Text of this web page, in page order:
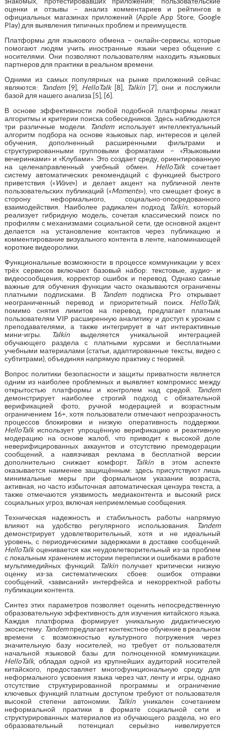
оценки и отзывы – анализ комментариев и рейтингов в
официальных магазинах приложений (Apple App Store, Google
Play) для выявления типичных проблем и преимуществ.
Платформы для языкового обмена – онлайн-сервисы, которые
помогают людям учить иностранные языки через общение с
носителями. Они позволяют пользователям находить языковых
партнеров для практики в реальном времени.
Одними из самых популярных на рынке приложений сейчас
являются:
Tandem[9], HelloTalk[8], Talkin[7], они и послужили
базой для нашего анализа [5], [6].
В основе эффективности любой подобной платформы лежат
алгоритмы и критерии поиска собеседников. Здесь наблюдаются
три различные модели.
Tandemиспользует интеллектуальный
алгоритм подбора на основе языковых пар, интересов и целей
обучения, дополненный расширенными фильтрами и
структурированными групповыми форматами – «Языковыми
вечеринками» и «Клубами». Это создает среду, ориентированную
на целенаправленный учебный обмен. HelloTalkсочетает
систему автоматических рекомендаций с функцией быстрого
приветствия («Wave») и делает акцент на публичной ленте
пользовательских публикаций («Moments»), что смещает фокус в
сторону неформального, социально-опосредованного
взаимодействия. Наиболее радикален подход
Talkin, который
реализует гибридную модель, сочетая классический поиск по
профилям с механизмами социальной сети, где основной акцент
делается на установление контактов через публикацию и
комментирование визуального контента в ленте, напоминающей
короткие видеоролики.
Функциональные возможности в процессе коммуникации у всех
трёх сервисов включают базовый набор: текстовые, аудио- и
видеосообщения, корректор ошибок и перевод. Однако самые
важные для обучения функции часто оказываются ограничены
платными подписками. В
Tandemподписка Pro открывает
неограниченный перевод и приоритетный поиск. HelloTalk,
помимо снятия лимитов на перевод, предлагает платным
пользователям VIP расширенную аналитику и доступ к урокам с
преподавателями, а также интегрирует в чат интерактивные
мини-игры.
Talkinвыделяется уникальной интеграцией
обучающего раздела с платными курсами и бесплатными
учебными материалами (статьи, адаптированные тексты, видео с
субтитрами), объединяя напрямую практику с теорией.
Вопрос политики безопасности и защиты приватности является
одним из наиболее проблемных и выявляет компромисс между
открытостью платформы и контролем над средой.
Tandem
демонстрирует наиболее строгий подход с обязательной
верификацией фото, ручной модерацией и возрастным
ограничением 16+, хотя пользователи отмечают непрозрачность
процессов блокировки и низкую оперативность поддержки.
HelloTalkиспользует упрощённую верификацию и реактивную
модерацию на основе жалоб, что приводит к высокой доле
неверифицированных аккаунтов и отсутствию премодерации
сообщений, а навязчивая реклама в бесплатной версии
дополнительно снижает комфорт.
Talkinв этом аспекте
оказывается наименее защищённым: здесь присутствуют лишь
минимальные меры при формальном указании возраста,
активная, но часто избыточная автоматическая цензура текста, а
также отмечаются уязвимость медиаконтента и высокий риск
социальных угроз, включая неприемлемые сообщения.
Техническая надежность и стабильность работы напрямую
влияют на удобство регулярного использования.
Tandem
демонстрирует удовлетворительный, хотя и не идеальный
уровень, с периодическими задержками в доставке сообщений.
HelloTalkоценивается как неудовлетворительный из-за проблем
с локальным хранением истории переписки и ошибками в работе
мультимедийных функций.
Talkinполучает критически низкую
оценку из-за систематических сбоев: ошибок отправки
сообщений, «зависаний» интерфейса и некорректной работы
публикации контента.
Синтез этих параметров позволяет оценить непосредственную
образовательную эффективность для изучения китайского языка.
Каждая платформа формирует уникальную дидактическую
экосистему. Tandemпредлагает контекстное обучение в реальном
времени с возможностью культурного погружения через
значительную базу носителей, но требует от пользователя
начальной языковой базы для полноценной коммуникации.
HelloTalk, обладая одной из крупнейших аудиторий носителей
китайского, предоставляет многофункциональную среду для
неформального усвоения языка через чат, ленту и игры, однако
отсутствие структурированной программы и ограничение
ключевых функций платным доступом требуют от пользователя
высокой степени автономии. Talkinуникален сочетанием
неформальной практики в формате социальной сети и
структурированных материалов из обучающего раздела, но его
образовательный потенциал серьёзно нивелируется